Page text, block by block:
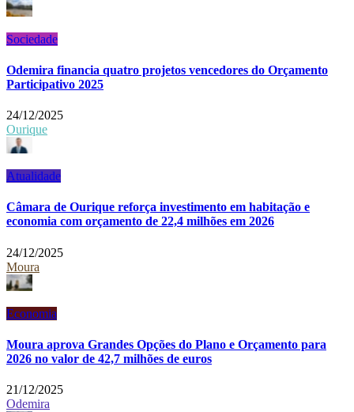
Sociedade
Odemira financia quatro projetos vencedores do Orçamento
Participativo 2025
24/12/2025
Ourique
Atualidade
Câmara de Ourique reforça investimento em habitação e
economia com orçamento de 22,4 milhões em 2026
24/12/2025
Moura
Economia
Moura aprova Grandes Opções do Plano e Orçamento para
2026 no valor de 42,7 milhões de euros
21/12/2025
Odemira